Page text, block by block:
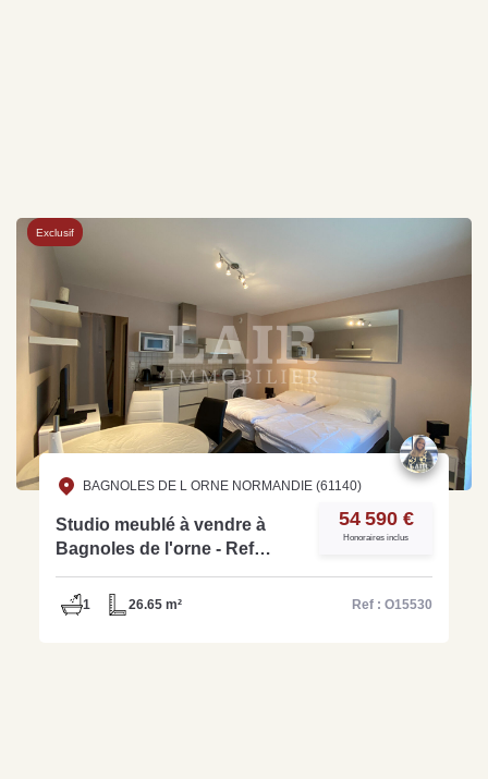
Exclusif
BAGNOLES DE L ORNE NORMANDIE (61140)
Studio meublé à vendre à
Bagnoles de l'orne - Ref
O15530
54 590 €
Honoraires inclus
1 26.65 m² Ref : O15530